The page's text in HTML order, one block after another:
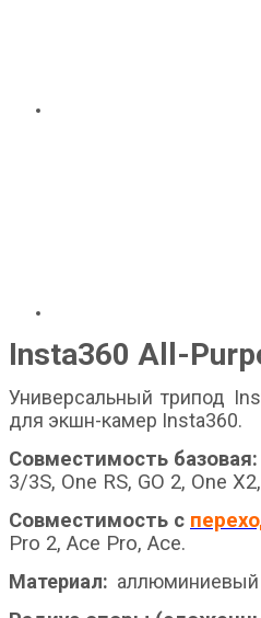
Insta360 All-
Универсальный трипод
для экшн-камер Insta360.
Совместимость базовая:
3/3S, One RS, GO 2, One
Совместимость с
Pro 2, Ace Pro, Ace.
Материал: аллюминиевый